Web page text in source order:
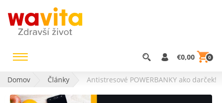
€0,00 0
Domov Články Antistresové POWERBANKY ako darček!